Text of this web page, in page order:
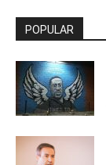
POPULAR